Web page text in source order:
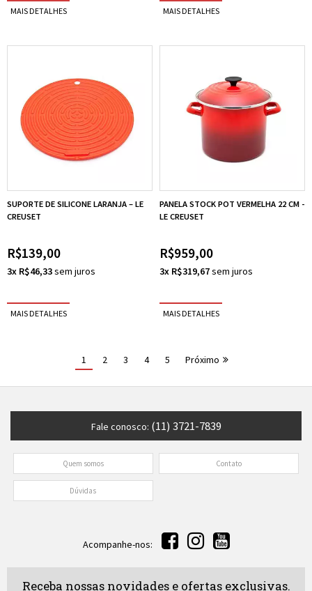
SUPORTE DE SILICONE LARANJA – LE
CREUSET
R$139,00
3x R$46,33
PANELA STOCK POT VERMELHA 22 CM -
LE CREUSET
R$959,00
3x R$319,67
1 2 3 4 5 Próximo
Fale conosco: (11) 3721-7839
Quem somos Contato
Dúvidas
Acompanhe-nos:
Receba nossas novidades e ofertas exclusivas.